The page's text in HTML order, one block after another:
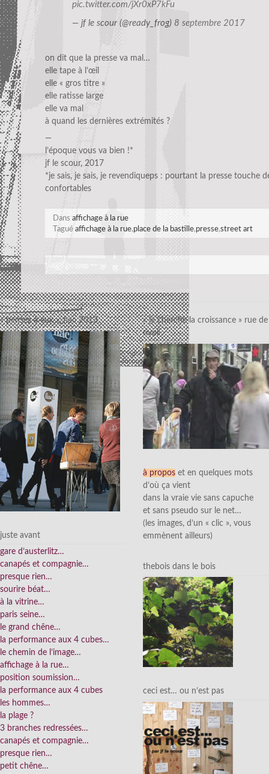
pic.twitter.com/jXr0xP7kFu
— jf le scour (@ready_frog) 8 septembre 2017
on dit que la presse va mal…
elle tape à l’œil
elle « gros titre »
elle ratisse large
elle va mal
à quand les dernières extrémités ?
—
l’époque vous va bien !*
jf le scour, 2017
*je sais, je sais, je revendiqueps : pourtant la presse touche
confortables
Dans affichage à la rue
Tagué affichage à la rue,place de la bastille,presse,street art
« pensez à eux »_fiac 2013
juste avant
gare d’austerlitz…
canapés et compagnie…
presque rien…
sourire béat…
à la vitrine…
paris seine…
le grand chêne…
la performance aux 4 cubes…
le chemin de l’image…
affichage à la rue…
position soumission…
la performance aux 4 cubes
les hommes…
la plage ?
3 branches redressées…
canapés et compagnie…
presque rien…
petit chêne…
« je cherche la croissance » rue de
rivoli
à propos et en quelques mots
d’où ça vient
dans la vraie vie sans capuche
et sans pseudo sur le net…
(les images, d’un « clic », vous
emmènent ailleurs)
thebois dans le bois
ceci est… ou n’est pas